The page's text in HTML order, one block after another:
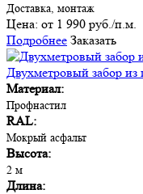
Доставка, монтаж
Цена: от 1 990 руб./п.м.
Подробнее Заказать
Двухметровый забор из
Материал:
Профнастил
RAL:
Мокрый асфальт
Высота:
2 м
Длина: